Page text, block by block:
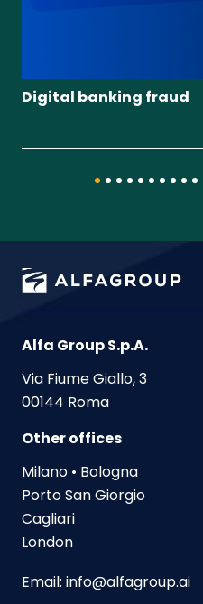
Digital banking fraud
Alfa Group S.p.A.
Via Fiume Giallo, 3
00144 Roma
Other offices
Milano • Bologna
Porto San Giorgio
Cagliari
London
Email: info@alfagroup.ai